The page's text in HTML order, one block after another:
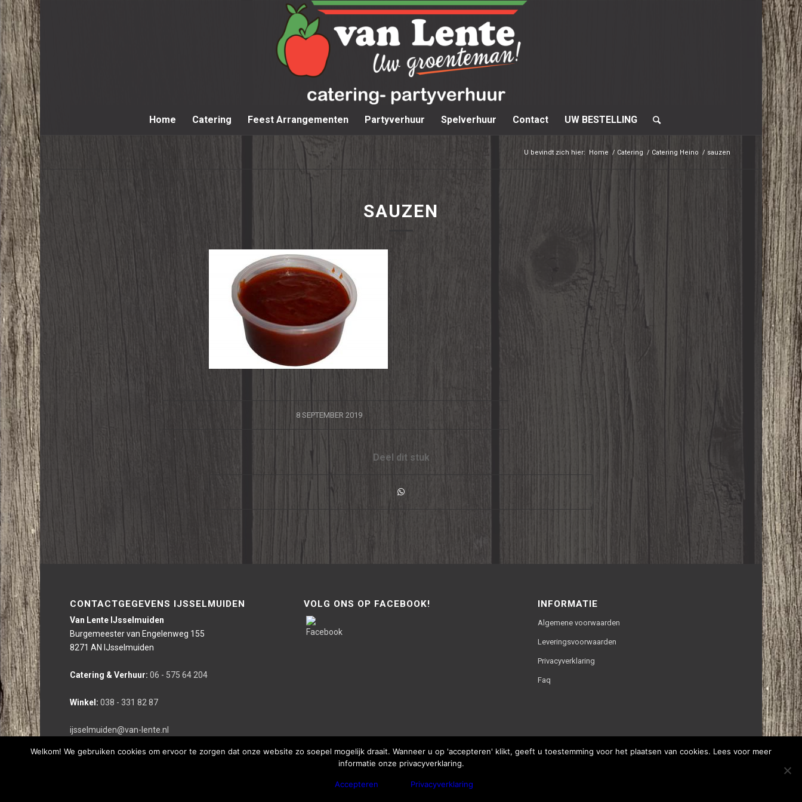
Home Catering Feest Arrangementen Partyverhuur Spelverhuur Contact UW BESTELLING
U bevindt zich hier: Home / Catering / Catering Heino / sauzen
SAUZEN
8 SEPTEMBER 2019
/
Deel dit stuk
CONTACTGEGEVENS IJSSELMUIDEN
Van Lente IJsselmuiden
Burgemeester van Engelenweg 155
8271 AN IJsselmuiden
Catering & Verhuur: 06 - 575 64 204
Winkel: 038 - 331 82 87
ijsselmuiden@van-lente.nl
VOLG ONS OP FACEBOOK! INFORMATIE
Algemene voorwaarden
Leveringsvoorwaarden
Privacyverklaring
Faq
Deze website is gerealiseerd door bco reclameburo i.s.m. WebThisSign | © Copyright - Van Lente
Welkom! We gebruiken cookies om ervoor te zorgen dat onze website zo soepel mogelijk draait. Wanneer u op 'accepteren' klikt, geeft u toestemming voor het plaatsen van cookies. Lees voor meer
informatie onze privacyverklaring.
Accepteren Privacyverklaring